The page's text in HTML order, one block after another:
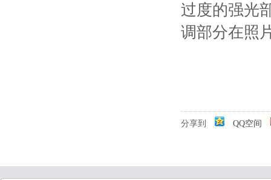
过度的强光
调部分在照
分享到 QQ空间